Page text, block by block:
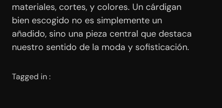
materiales, cortes, y colores. Un cárdigan
bien escogido no es simplemente un
añadido, sino una pieza central que destaca
nuestro sentido de la moda y sofisticación.
Tagged in :